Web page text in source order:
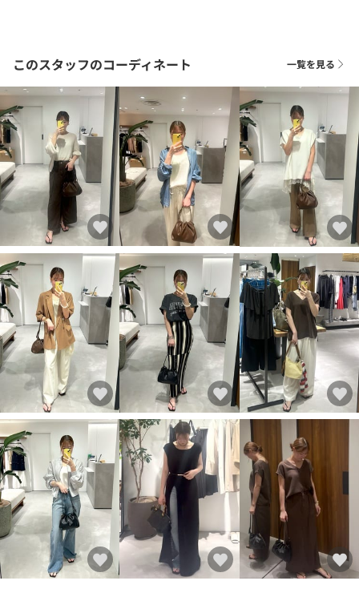
このスタッフのコーディネート 一覧を見る